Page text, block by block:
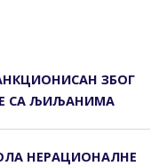
ЗБОГ
СА ЉИЉАНИМА
НЕРАЦИОНАЛНЕ